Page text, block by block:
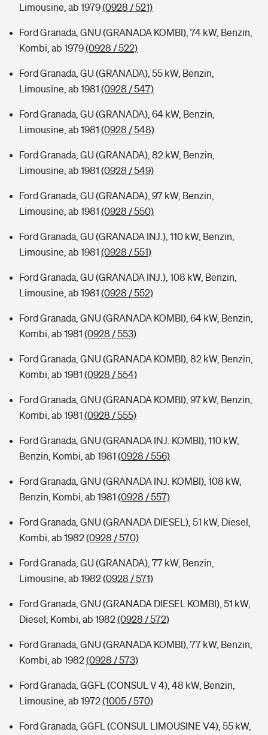
Limousine, ab 1979(0928 / 521)
Ford Granada, GNU (GRANADA KOMBI), 74 kW, Benzin,
Kombi, ab 1979(0928 / 522)
Ford Granada, GU (GRANADA), 55 kW, Benzin,
Limousine, ab 1981 (0928 / 547)
Ford Granada, GU (GRANADA), 64 kW, Benzin,
Limousine, ab 1981 (0928 / 548)
Ford Granada, GU (GRANADA), 82 kW, Benzin,
Limousine, ab 1981 (0928 / 549)
Ford Granada, GU (GRANADA), 97 kW, Benzin,
Limousine, ab 1981 (0928 / 550)
Ford Granada, GU (GRANADA INJ.), 110 kW, Benzin,
Limousine, ab 1981 (0928 / 551)
Ford Granada, GU (GRANADA INJ.), 108 kW, Benzin,
Limousine, ab 1981 (0928 / 552)
Ford Granada, GNU (GRANADA KOMBI), 64 kW, Benzin,
Kombi, ab 1981 (0928 / 553)
Ford Granada, GNU (GRANADA KOMBI), 82 kW, Benzin,
Kombi, ab 1981 (0928 / 554)
Ford Granada, GNU (GRANADA KOMBI), 97 kW, Benzin,
Kombi, ab 1981 (0928 / 555)
Ford Granada, GNU (GRANADA INJ. KOMBI), 110 kW,
Benzin, Kombi, ab 1981 (0928 / 556)
Ford Granada, GNU (GRANADA INJ. KOMBI), 108 kW,
Benzin, Kombi, ab 1981 (0928 / 557)
Ford Granada, GNU (GRANADA DIESEL), 51 kW, Diesel,
Kombi, ab 1982(0928 / 570)
Ford Granada, GU (GRANADA), 77 kW, Benzin,
Limousine, ab 1982(0928 / 571)
Ford Granada, GNU (GRANADA DIESEL KOMBI), 51 kW,
Diesel, Kombi, ab 1982(0928 / 572)
Ford Granada, GNU (GRANADA KOMBI), 77 kW, Benzin,
Kombi, ab 1982(0928 / 573)
Ford Granada, GGFL (CONSUL V 4), 48 kW, Benzin,
Limousine, ab 1972(1005 / 570)
Ford Granada, GGFL (CONSUL LIMOUSINE V4), 55 kW,